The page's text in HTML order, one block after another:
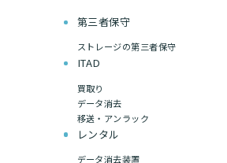
第三者保守
ストレージの第三者保守
ITAD
買取り
データ消去
移送・アンラック
レンタル
データ消去装置